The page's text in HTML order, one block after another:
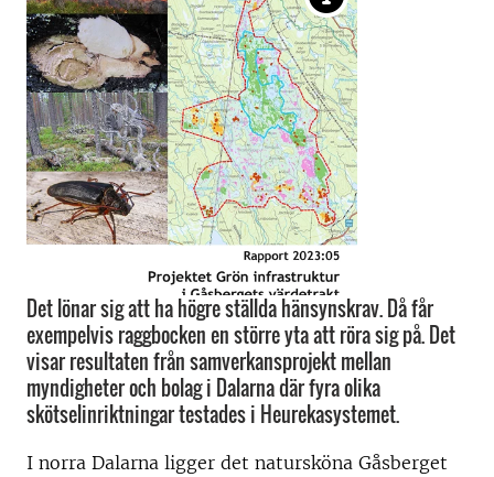
Det lönar sig att ha högre ställda hänsynskrav. Då får
exempelvis raggbocken en större yta att röra sig på. Det
visar resultaten från samverkansprojekt mellan
myndigheter och bolag i Dalarna där fyra olika
skötselinriktningar testades i Heurekasystemet.
I norra Dalarna ligger det natursköna Gåsberget